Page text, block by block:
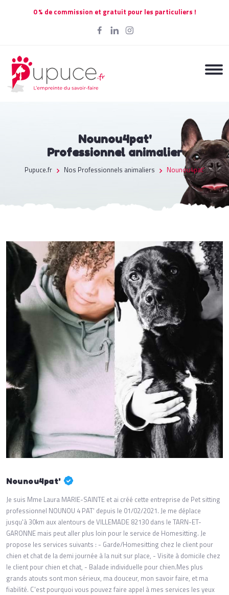
0 % de commission et gratuit pour les particuliers !
Nounou4pat'
Professionnel animalier
Pupuce.fr Nos Professionnels animaliers Nounou4pat'
Nounou4pat'
Je suis Mme Laura MARIE-SAINTE et ai créé cette entreprise de Pet sitting
professionnel NOUNOU 4 PAT' depuis le 01/02/2021. Je me déplace
jusqu'à 30km aux alentours de VILLEMADE 82130 dans le TARN-ET-
GARONNE mais peut aller plus loin pour le service de Homesitting. Je
propose les services suivants : - Garde/Homesitting chez le client pour
chien et chat de la demi journée à la nuit sur place, - Visite à domicile chez
le client pour chien et chat, - Balade individuelle pour chien. ​ Mes plus
grands atouts sont mon sérieux, ma douceur, mon savoir faire, et ma
fiabilité. C'est pourquoi vous pouvez faire appel à mes services les yeux